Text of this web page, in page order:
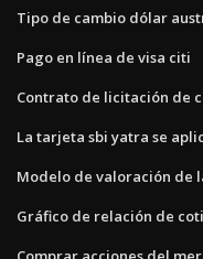
Tipo de cambio dólar
Pago en línea de visa citi
Contrato de licitación de
La tarjeta sbi yatra se
Modelo de valoración de
Gráfico de relación de